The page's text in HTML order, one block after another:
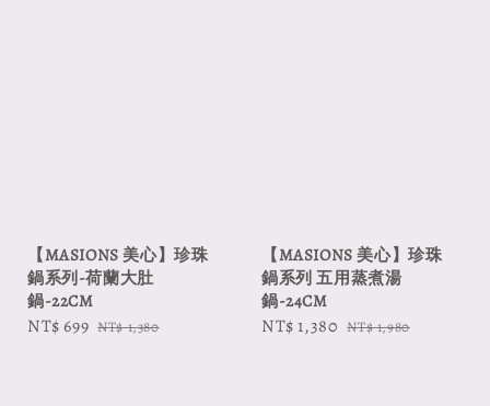
【MASIONS 美心】珍珠
鍋系列-荷蘭大肚
鍋-22CM
Sale
NT$ 699 Regular
NT$ 1,380
【MASIONS 美心】珍珠
鍋系列 五用蒸煮湯
鍋-24CM
Sale
NT$ 1,380 Regular
NT$ 1,980